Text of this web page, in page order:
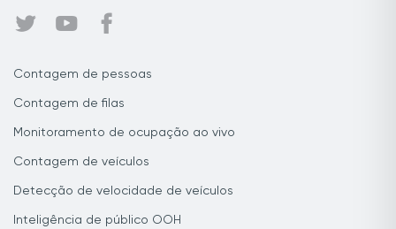
Contagem de pessoas
Contagem de filas
Monitoramento de ocupação ao vivo
Contagem de veículos
Detecção de velocidade de veículos
Inteligência de público OOH